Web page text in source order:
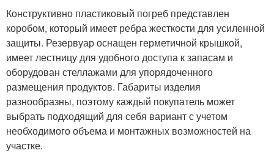
Конструктивно пластиковый погреб представлен
коробом, который имеет ребра жесткости для усиленной
защиты. Резервуар оснащен герметичной крышкой,
имеет лестницу для удобного доступа к запасам и
оборудован стеллажами для упорядоченного
размещения продуктов. Габариты изделия
разнообразны, поэтому каждый покупатель может
выбрать подходящий для себя вариант с учетом
необходимого объема и монтажных возможностей на
участке.